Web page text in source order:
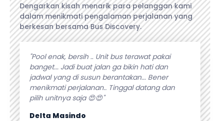
Dengarkan kisah menarik para pelanggan kami
dalam menikmati pengalaman perjalanan yang
berkesan bersama Bus Discovery.
bus
"Pool enak, bersih .. Unit bus terawat pakai
banget... Jadi buat jalan ga bikin hati dan
jadwal yang di susun berantakan... Bener
menikmati perjalanan.. Tinggal datang dan
pilih unitnya saja 😍😍"
Delta Masindo
Isti